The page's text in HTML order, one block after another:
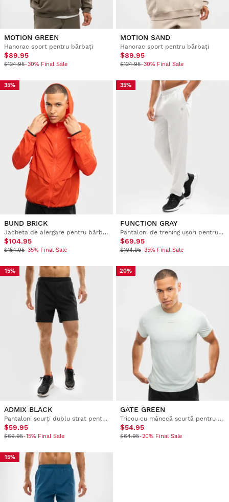
MOTION GREEN
Hanorac sport pentru bărbați
$89.95
$124.95-30% Final Sale
MOTION SAND
Hanorac sport pentru bărbați
$89.95
$124.95-30% Final Sale
35%
BUND BRICK
Jacheta de alergare pentru bărbați, rezistentă la vânt
$104.95
$154.95-35% Final Sale
35%
FUNCTION GRAY
Pantaloni de trening ușori pentru bărbați
$69.95
$104.95-35% Final Sale
15%
ADMIX BLACK
Pantaloni scurți dublu strat pentru alergare pentru bărbați
$59.95
$69.95-15% Final Sale
20%
GATE GREEN
Tricou cu mânecă scurtă pentru alergare, pentru bărbați
$54.95
$64.95-20% Final Sale
15%